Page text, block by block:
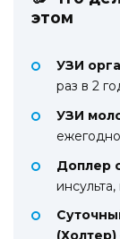
этом
УЗИ
раз в 2
УЗИ
Доплер